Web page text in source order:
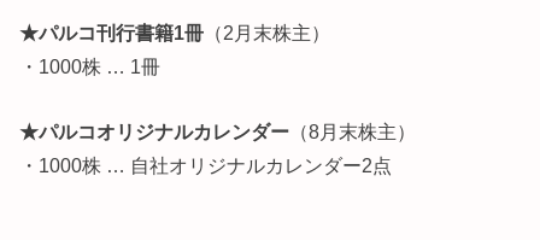
★パルコ刊行書籍1冊 （2月末株主）
・1000株 … 1冊
★パルコオリジナルカレンダー （8月末株主）
・1000株 … 自社オリジナルカレンダー2点